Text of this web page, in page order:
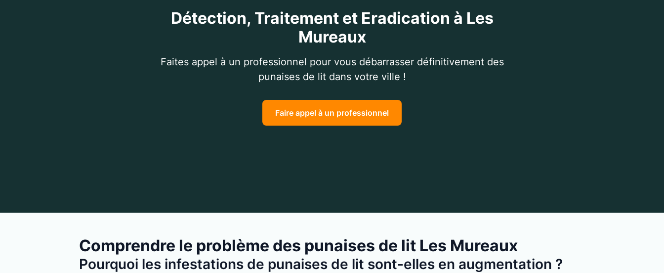
Détection, Traitement et Eradication à Les
Mureaux
Faites appel à un professionnel pour vous débarrasser définitivement des
punaises de lit dans votre ville !
Faire appel à un professionnel
Comprendre le problème des punaises de lit Les Mureaux
Pourquoi les infestations de punaises de lit sont-elles en augmentation ?